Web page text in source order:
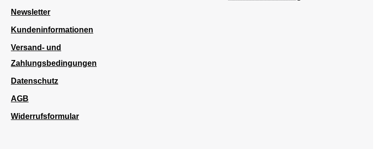
Newsletter
Kundeninformationen
Versand- und
Zahlungsbedingungen
Datenschutz
AGB
Widerrufsformular